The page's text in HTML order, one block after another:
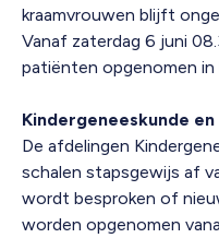
kraamvrouwen blijft
Vanaf zaterdag 6 juni
patiënten opgenomen
Kindergeneeskunde
De afdelingen
schalen stapsgewijs af
wordt besproken of
worden opgenomen